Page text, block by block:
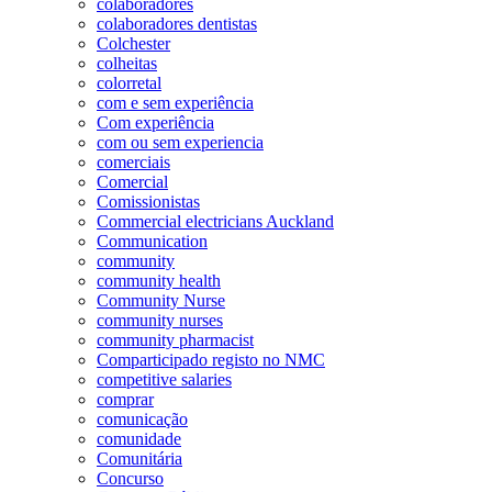
colaboradores dentistas
Colchester
colheitas
colorretal
com e sem experiência
Com experiência
com ou sem experiencia
comerciais
Comercial
Comissionistas
Commercial electricians Auckland
Communication
community
community health
Community Nurse
community nurses
community pharmacist
Comparticipado registo no NMC
competitive salaries
comprar
comunicação
comunidade
Comunitária
Concurso